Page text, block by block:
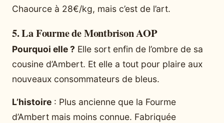
Chaource à 28€/kg, mais c’est de l’art.
5. La Fourme de Montbrison AOP
Pourquoi elle ? Elle sort enfin de l’ombre de sa
cousine d’Ambert. Et elle a tout pour plaire aux
nouveaux consommateurs de bleus.
L’histoire : Plus ancienne que la Fourme
d’Ambert mais moins connue. Fabriquée